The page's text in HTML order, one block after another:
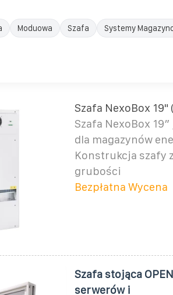
Moduowa Szafa Systemy
Szafa NexoBox 19"
Szafa NexoBox
dla magazynów
Konstrukcja szafy
grubości
Bezpłatna Wycena
Szafa stojąca
serwerów i